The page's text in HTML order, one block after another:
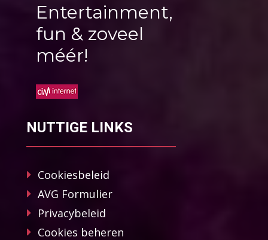
Entertainment,
fun & zoveel
méér!
NUTTIGE LINKS
Cookiesbeleid
AVG Formulier
Privacybeleid
Cookies beheren